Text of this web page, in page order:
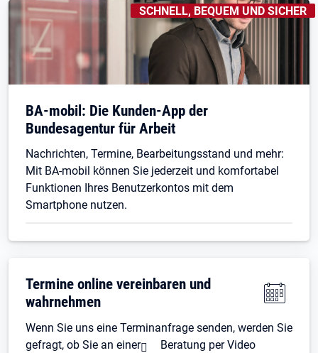
KENNZEICHNUNGEN:
SCHNELL, BEQUEM UND SICHER
BA-mobil: Die Kunden-App der
Bundesagentur für Arbeit
Nachrichten, Termine, Bearbeitungsstand und mehr:
Mit BA-mobil können Sie jederzeit und komfortabel
Funktionen Ihres Benutzerkontos mit dem
Smartphone nutzen.
Termine online vereinbaren und
wahrnehmen
Wenn Sie uns eine Terminanfrage senden, werden Sie
gefragt, ob Sie an einer
Beratung per Video